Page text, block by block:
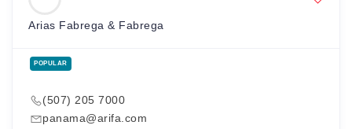
Arias Fabrega & Fabrega
POPULAR
(507) 205 7000
panama@arifa.com